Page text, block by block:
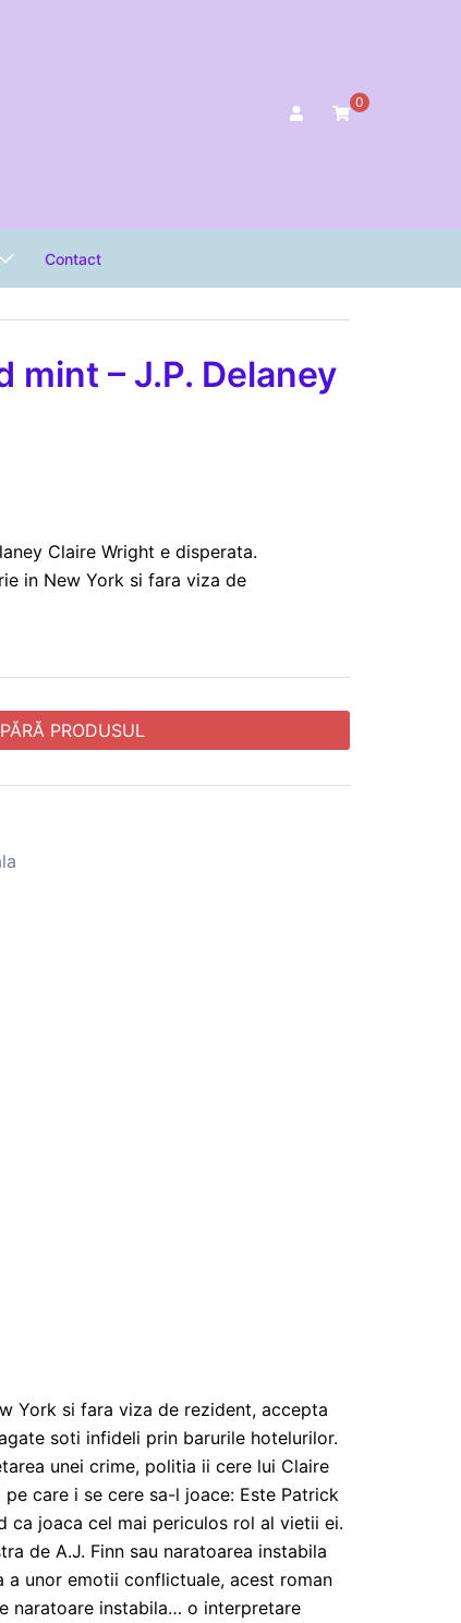
0
Contact
mint – J.P. Delaney
Claire Wright e disperata.
in New York si fara viza de
PRODUSUL
York si fara viza de rezident, accepta
soti infideli prin barurile hotelurilor.
unei crime, politia ii cere lui Claire
care i se cere sa-l joace: Este Patrick
ca joaca cel mai periculos rol al vietii ei.
de A.J. Finn sau naratoarea instabila
unor emotii conflictuale, acest roman
naratoare instabila… o interpretare